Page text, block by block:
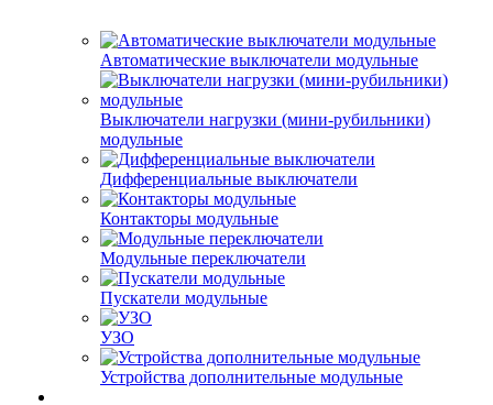
Автоматические выключатели модульные
Выключатели нагрузки (мини-рубильники)
модульные
Дифференциальные выключатели
Контакторы модульные
Модульные переключатели
Пускатели модульные
УЗО
Устройства дополнительные модульные